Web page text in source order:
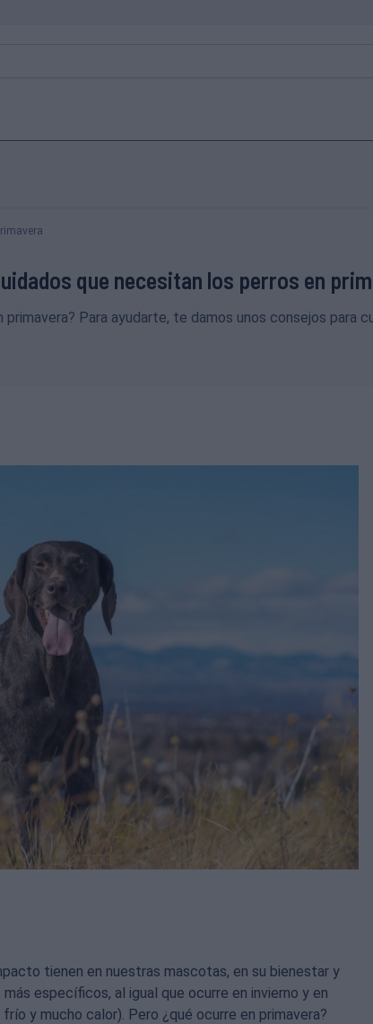
que necesitan los perros en
Para ayudarte, te damos unos consejos para
tienen en nuestras mascotas, en su bienestar y
específicos, al igual que ocurre en invierno y en
y mucho calor). Pero ¿qué ocurre en primavera?